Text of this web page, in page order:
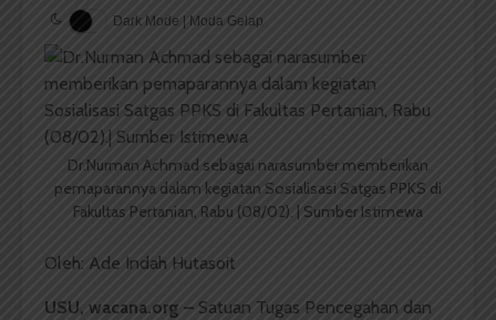
Dark Mode | Moda Gelap
Dr.Nurman Achmad sebagai narasumber memberikan
pemaparannya dalam kegiatan Sosialisasi Satgas PPKS di
Fakultas Pertanian, Rabu (08/02). | Sumber Istimewa
Oleh: Ade Indah Hutasoit
USU, wacana.org – Satuan Tugas Pencegahan dan